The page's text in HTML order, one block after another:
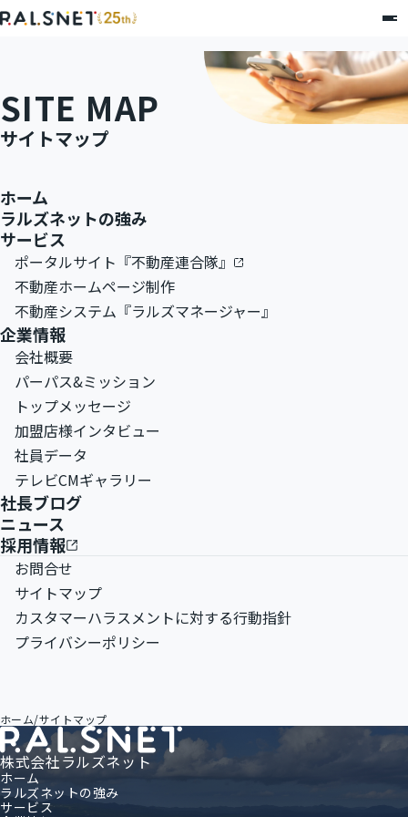
サイトマップ
SITE MAP
ホーム
ラルズネットの強み
サービス
ポータルサイト『不動産連合隊』
不動産ホームページ制作
不動産システム『ラルズマネージャー』
企業情報
会社概要
パーパス&ミッション
トップメッセージ
加盟店様インタビュー
社員データ
テレビCMギャラリー
社長ブログ
ニュース
採用情報
お問合せ
サイトマップ
カスタマーハラスメントに対する行動指針
プライバシーポリシー
ホーム/サイトマップ
株式会社ラルズネット
ホーム
ラルズネットの強み
サービス